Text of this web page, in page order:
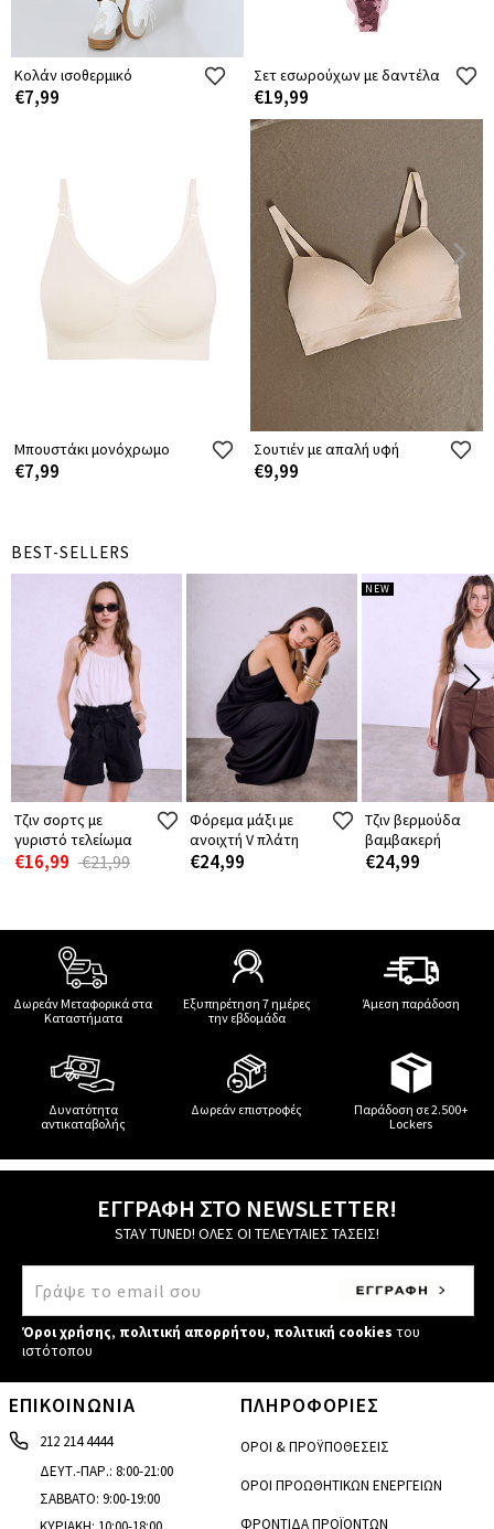
Κολάν ισοθερμικό
€7,99
Σετ εσωρούχων με δαντέλα
€19,99
Μπουστάκι μονόχρωμο
€7,99
Σουτιέν με απαλή υφή
€9,99
BEST-SELLERS
Τζιν σορτς με
γυριστό τελείωμα
€16,99 €21,99
Φόρεμα μάξι με
ανοιχτή V πλάτη
€24,99
NEW
Τζιν βερμούδα
βαμβακερή
€24,99
Δωρεάν Μεταφορικά στα
Καταστήματα
Εξυπηρέτηση 7 ημέρες
την εβδομάδα
Άμεση παράδοση
Δυνατότητα
αντικαταβολής
Δωρεάν επιστροφές
Παράδοση σε 2.500+
Lockers
ΕΓΓΡΑΦΗ ΣΤΟ NEWSLETTER!
STAY TUNED! ΟΛΕΣ ΟΙ ΤΕΛΕΥΤΑΙΕΣ ΤΑΣΕΙΣ!
Όροι χρήσης, πολιτική απορρήτου, πολιτική cookies του
ιστότοπου
ΕΠΙΚΟΙΝΩΝΙΑ
212 214 4444
ΔΕΥΤ.-ΠΑΡ.: 8:00-21:00
ΣΑΒΒΑΤΟ: 9:00-19:00
ΠΛΗΡΟΦΟΡΙΕΣ
ΟΡΟΙ & ΠΡΟΫΠΟΘΕΣΕΙΣ
ΟΡΟΙ ΠΡΟΩΘΗΤΙΚΩΝ ΕΝΕΡΓΕΙΩΝ
ΦΡΟΝΤΙΔΑ ΠΡΟΪΟΝΤΩΝ